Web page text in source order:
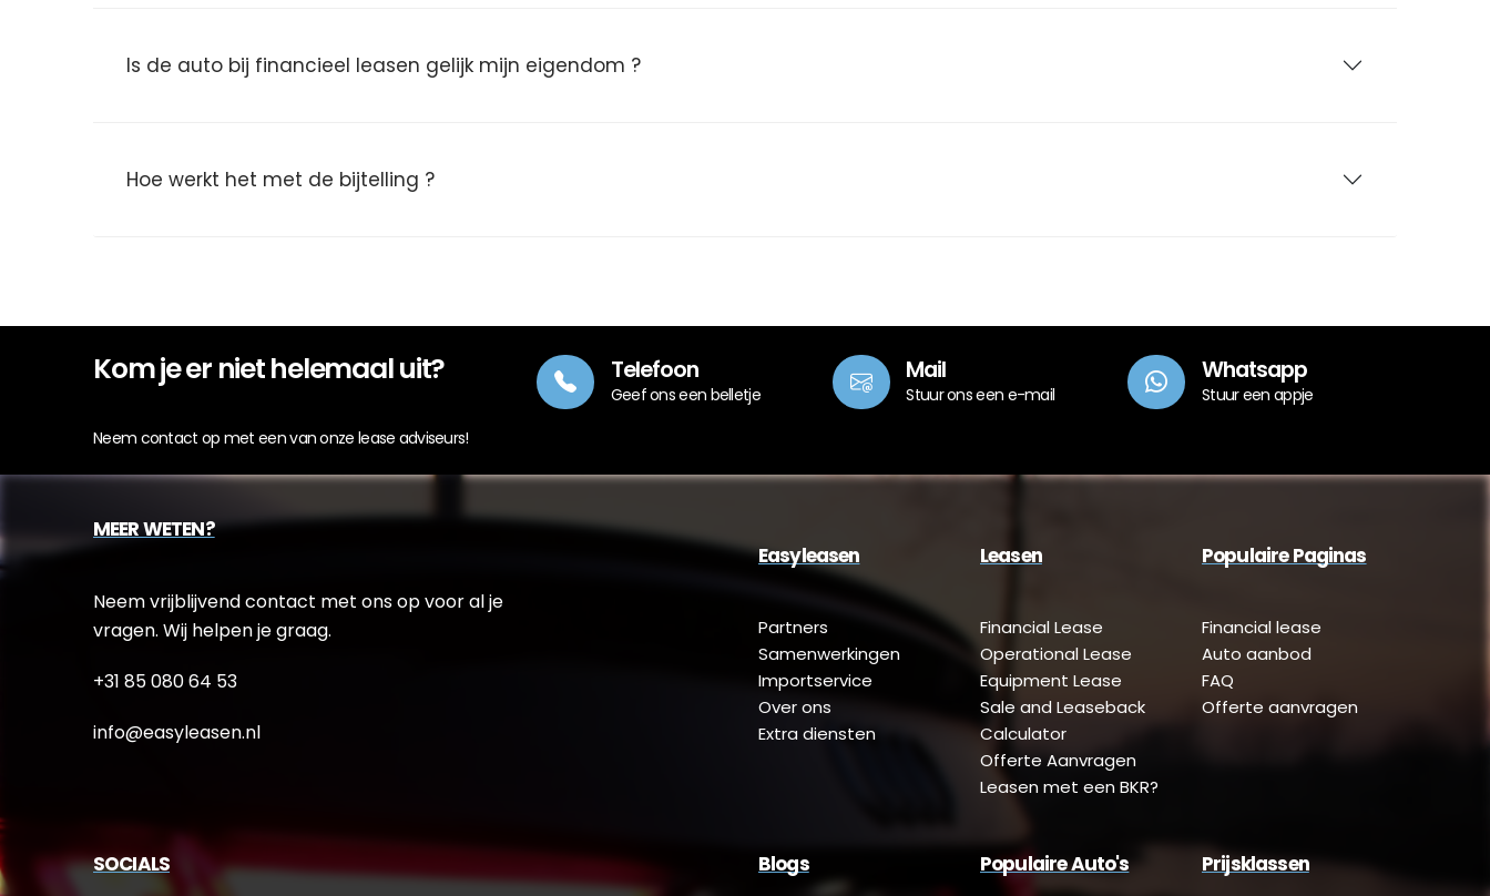
Is de auto bij financieel leasen gelijk mijn eigendom ?
Hoe werkt het met de bijtelling ?
Kom je er niet helemaal uit?
Neem contact op met een van onze lease adviseurs!
Telefoon
Geef ons een belletje
Mail
Stuur ons een e-mail
Whatsapp
Stuur een appje
MEER WETEN?
Neem vrijblijvend contact met ons op voor al je
vragen. Wij helpen je graag.
+31 85 080 64 53
info@easyleasen.nl
Easyleasen
Partners
Samenwerkingen
Importservice
Over ons
Extra diensten
Leasen
Financial Lease
Operational Lease
Equipment Lease
Sale and Leaseback
Calculator
Offerte Aanvragen
Leasen met een BKR?
Populaire Paginas
Financial lease
Auto aanbod
FAQ
Offerte aanvragen
SOCIALS Blogs Populaire Auto's Prijsklassen